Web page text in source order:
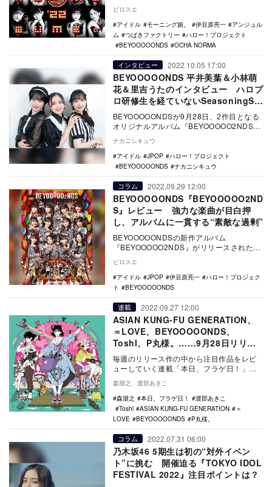
ったのか…
ピロスエ
アイドル
モーニング娘。 伊豆原亮一
アンジュル
ム
つばきファクトリー
ハロー！プロジェクト
BEYOOOOONDS
OCHA NORMA
インタビュー 2022.10.05 17:00
BEYOOOOONDS 平井美葉＆小林萌
花＆里吉うたのインタビュー ハロプ
ロ研修生を経ていないSeasoningSな
らではの視点
BEYOOOOONDSが9月28日、2作目となる
オリジナルアルバム『BEYOOOOO2NDS』
ナカニシキュウ
アイドル
JPOP
ハロー！プロジェクト
BEYOOOOONDS
ナカニシキュウ
コラム 2022.09.29 12:00
BEYOOOOONDS『BEYOOOOO2ND
S』レビュー 強力な楽曲が目白押
し、アルバムに一貫する“素敵な過剰”
BEYOOOOONDSの新作アルバム
『BEYOOOOO2NDS』がリリースされた。
ピロスエ
アイドル
JPOP 伊豆原亮一
ハロー！プロジェク
ト
BEYOOOOONDS
連載 2022.09.27 12:00
ASIAN KUNG-FU GENERATION、
＝LOVE、BEYOOOOONDS、
Toshl、P丸様。……9月28日リリー
スの新譜5作をレビュー
毎週のリリース作の中から注目作品をレビ
ューしていく連載「本日、フラゲ日！」。
今回は9月28日リリースのASIAN KUNG-
FU…
森朋之、渡部あきこ
森朋之
本日、フラゲ日！
渡部あきこ
Toshl
ASIAN KUNG-FU GENERATION
＝
LOVE
BEYOOOOONDS P丸様。
コラム 2022.07.31 06:00
乃木坂46 5期生は初の“対外イベン
ト”に挑む 開催迫る『TOKYO IDOL
FESTIVAL 2022』注目ポイントは？